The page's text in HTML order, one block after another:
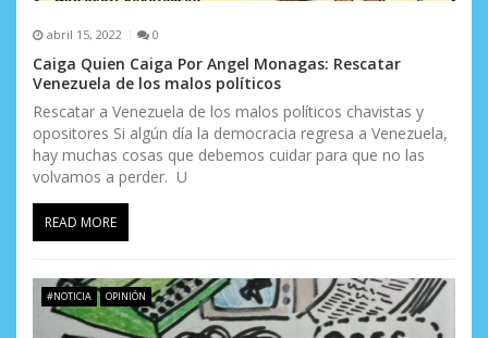
d
a
s
abril 15, 2022 0
Caiga Quien Caiga Por Angel Monagas: Rescatar
Venezuela de los malos políticos
Rescatar a Venezuela de los malos políticos chavistas y
opositores Si algún día la democracia regresa a Venezuela,
hay muchas cosas que debemos cuidar para que no las
volvamos a perder. U
READ MORE
#NOTICIA OPINIÓN